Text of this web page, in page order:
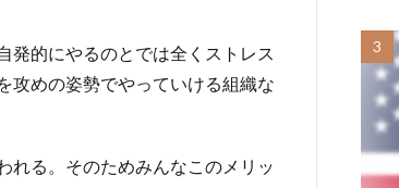
発的にやるのとでは全くストレス
攻めの姿勢でやっていける組織な
れる。そのためみんなこのメリッ